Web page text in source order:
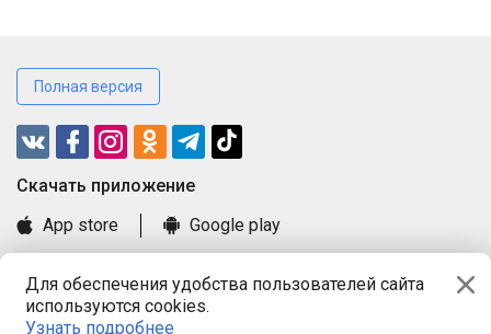
Для обеспечения удобства пользователей сайта
используются cookies.
Узнать подробнее
Полная версия
Cкачать приложение
App store
Google play
Книга замечаний и предложений
Правила и документы